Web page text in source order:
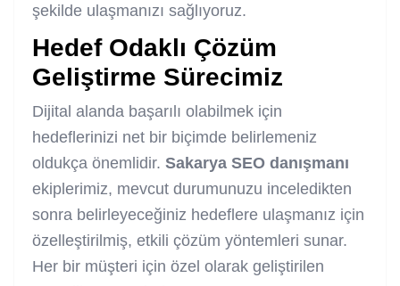
şekilde ulaşmanızı sağlıyoruz.
Hedef Odaklı Çözüm
Geliştirme Sürecimiz
Dijital alanda başarılı olabilmek için
hedeflerinizi net bir biçimde belirlemeniz
oldukça önemlidir. Sakarya SEO danışmanı
ekiplerimiz, mevcut durumunuzu inceledikten
sonra belirleyeceğiniz hedeflere ulaşmanız için
özelleştirilmiş, etkili çözüm yöntemleri sunar.
Her bir müşteri için özel olarak geliştirilen